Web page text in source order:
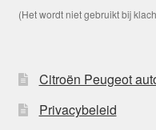
(Het wordt niet gebruikt bij
Citroën Peugeot
Privacybeleid